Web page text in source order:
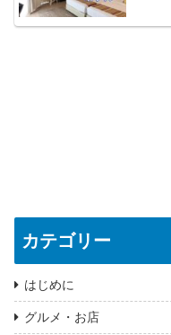
カテゴリー
はじめに
グルメ・お店